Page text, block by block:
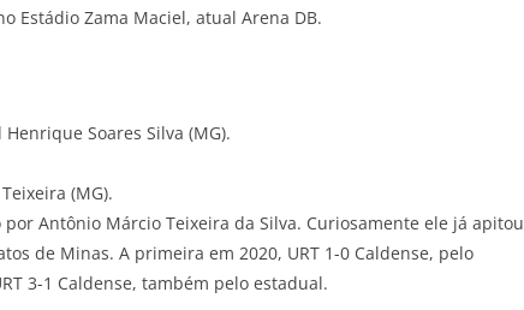
Estádio Zama Maciel, atual Arena DB.
Soares Silva (MG).
(MG).
por Antônio Márcio Teixeira da Silva. Curiosamente ele já apitou
de Minas. A primeira em 2020, URT 1-0 Caldense, pelo
3-1 Caldense, também pelo estadual.